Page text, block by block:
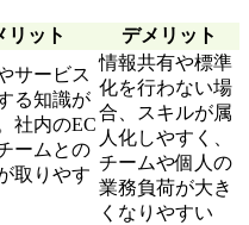
リット デメリット
サービス
る知識が
社内のEC
ームとの
取りやす
情報共有や標準
化を行わない場
合、スキルが属
人化しやすく、
チームや個人の
業務負荷が大き
くなりやすい